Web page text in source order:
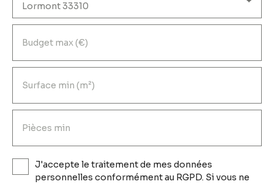
Lormont 33310
Budget max (€)
Surface min (m²)
Pièces min
J'accepte le traitement de mes données
personnelles conformément au RGPD. Si vous ne